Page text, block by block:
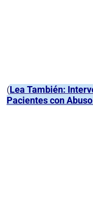
(Lea También:
Pacientes con